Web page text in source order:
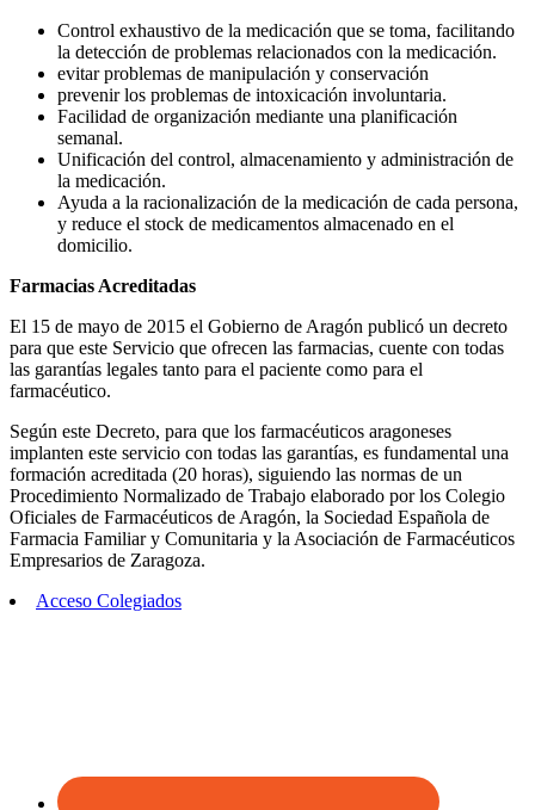
Control exhaustivo de la medicación que se toma, facilitando
la detección de problemas relacionados con la medicación.
evitar problemas de manipulación y conservación
prevenir los problemas de intoxicación involuntaria.
Facilidad de organización mediante una planificación
semanal.
Unificación del control, almacenamiento y administración de
la medicación.
Ayuda a la racionalización de la medicación de cada persona,
y reduce el stock de medicamentos almacenado en el
domicilio.
Farmacias Acreditadas
El 15 de mayo de 2015 el Gobierno de Aragón publicó un decreto
para que este Servicio que ofrecen las farmacias, cuente con todas
las garantías legales tanto para el paciente como para el
farmacéutico.
Según este Decreto, para que los farmacéuticos aragoneses
implanten este servicio con todas las garantías, es fundamental una
formación acreditada (20 horas), siguiendo las normas de un
Procedimiento Normalizado de Trabajo elaborado por los Colegio
Oficiales de Farmacéuticos de Aragón, la Sociedad Española de
Farmacia Familiar y Comunitaria y la Asociación de Farmacéuticos
Empresarios de Zaragoza.
Acceso Colegiados